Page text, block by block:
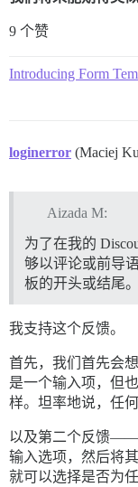
9 个赞
Introducing Form
loginerror (Maciej
Aizada M:
为了在我的
够以评论或前导
板的开头或结尾。
我支持这个反馈。
首先，我们首先会
是一个输入项，但
样。坦率地说，任
以及第二个反馈——
输入选项，然后将
就可以选择是否为